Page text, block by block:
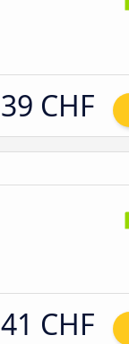
39 CHF
41 CHF